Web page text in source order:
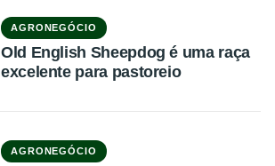
AGRONEGÓCIO
Old English Sheepdog é uma raça
excelente para pastoreio
AGRONEGÓCIO